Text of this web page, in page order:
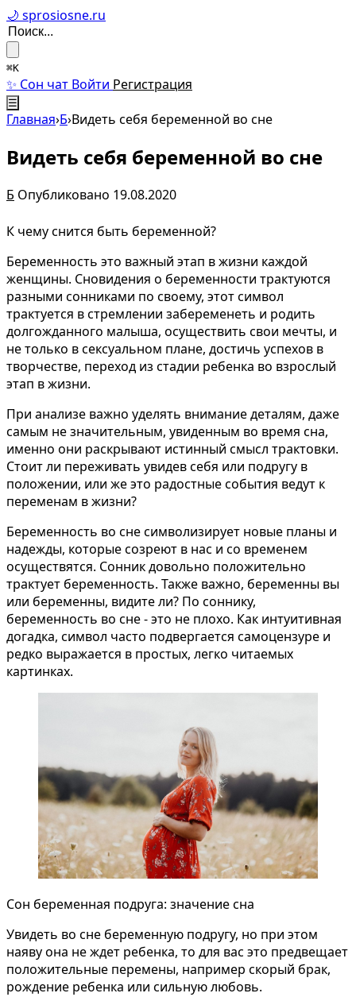
🌙 sprosiosne.ru
⌘K
✨ Сон чат Войти Регистрация
☰
Главная›Б›Видеть себя беременной во сне
Видеть себя беременной во сне
Б Опубликовано 19.08.2020
К чему снится быть беременной?
Беременность это важный этап в жизни каждой
женщины. Сновидения о беременности трактуются
разными сонниками по своему, этот символ
трактуется в стремлении забеременеть и родить
долгожданного малыша, осуществить свои мечты, и
не только в сексуальном плане, достичь успехов в
творчестве, переход из стадии ребенка во взрослый
этап в жизни.
При анализе важно уделять внимание деталям, даже
самым не значительным, увиденным во время сна,
именно они раскрывают истинный смысл трактовки.
Стоит ли переживать увидев себя или подругу в
положении, или же это радостные события ведут к
переменам в жизни?
Беременность во сне символизирует новые планы и
надежды, которые созреют в нас и со временем
осуществятся. Сонник довольно положительно
трактует беременность. Также важно, беременны вы
или беременны, видите ли? По соннику,
беременность во сне - это не плохо. Как интуитивная
догадка, символ часто подвергается самоцензуре и
редко выражается в простых, легко читаемых
картинках.
Сон беременная подруга: значение сна
Увидеть во сне беременную подругу, но при этом
наяву она не ждет ребенка, то для вас это предвещает
положительные перемены, например скорый брак,
рождение ребенка или сильную любовь.